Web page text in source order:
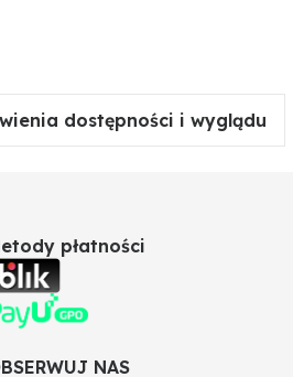
dostępności i wyglądu
płatności
NAS